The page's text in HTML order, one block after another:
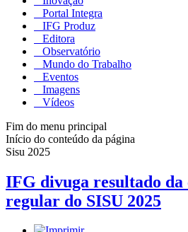
Portal Integra
IFG Produz
Editora
Observatório
Mundo do Trabalho
Eventos
Imagens
Vídeos
Fim do menu principal
Início do conteúdo da página
Sisu 2025
IFG divuga resultado da
regular do SISU 2025